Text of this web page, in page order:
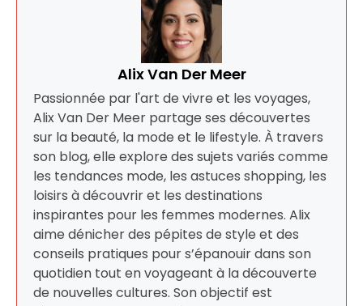
Alix Van Der Meer
Passionnée par l'art de vivre et les voyages,
Alix Van Der Meer partage ses découvertes
sur la beauté, la mode et le lifestyle. À travers
son blog, elle explore des sujets variés comme
les tendances mode, les astuces shopping, les
loisirs à découvrir et les destinations
inspirantes pour les femmes modernes. Alix
aime dénicher des pépites de style et des
conseils pratiques pour s’épanouir dans son
quotidien tout en voyageant à la découverte
de nouvelles cultures. Son objectif est